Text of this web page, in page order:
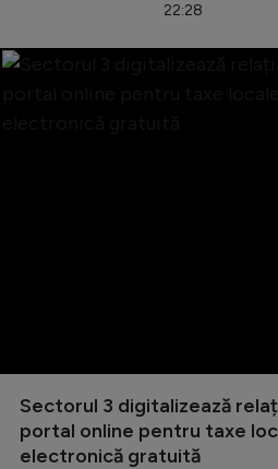
22:28
Sectorul 3 digitalizează
portal online pentru taxe
electronică gratuită